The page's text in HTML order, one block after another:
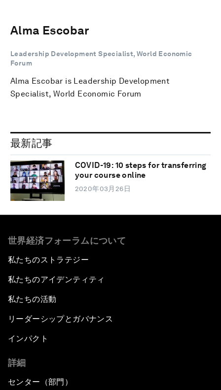
Alma Escobar
Leadership Development Specialist, World Economic
Forum
Alma Escobar is Leadership Development
Specialist, World Economic Forum
最新記事
COVID-19: 10 steps for transferring
your course online
2020年03月26日
世界経済フォーラムについて
私たちのストラテジー
私たちのアイデンティティ
私たちの活動
リーダーシップとガバナンス
インパクト
詳細
センター（部門）